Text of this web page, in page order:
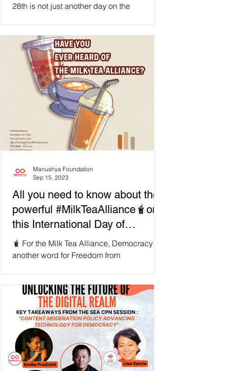
28th is not just another day on the
All you need to know about the
powerful #MilkTeaAlliance🧋on
this International Day of
Democracy!
🧋 For the Milk Tea Alliance, Democracy is
another word for Freedom from
Manushya Foundation
Sep 15, 2023